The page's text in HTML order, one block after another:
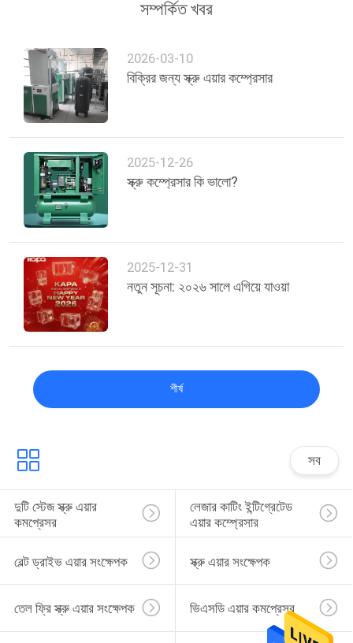
সম্পর্কিত খবর
2026-03-10
বিক্রির জন্য স্ক্রু এয়ার কম্প্রেসার
2025-12-26
স্ক্রু কম্প্রেসার কি ভালো?
2025-12-31
নতুন সূচনা: ২০২৬ সালে এগিয়ে যাওয়া
শীর্ষ
সব
দুটি স্টেজ স্ক্রু এয়ার
কমপ্রেসর
লেজার কাটিং ইন্টিগ্রেটেড
এয়ার কম্প্রেসার
বেল্ট ড্রাইভ এয়ার সংক্ষেপক স্ক্রু এয়ার সংক্ষেপক
তেল ফ্রি স্ক্রু এয়ার সংক্ষেপক ভিএসডি এয়ার কমপ্রেসর